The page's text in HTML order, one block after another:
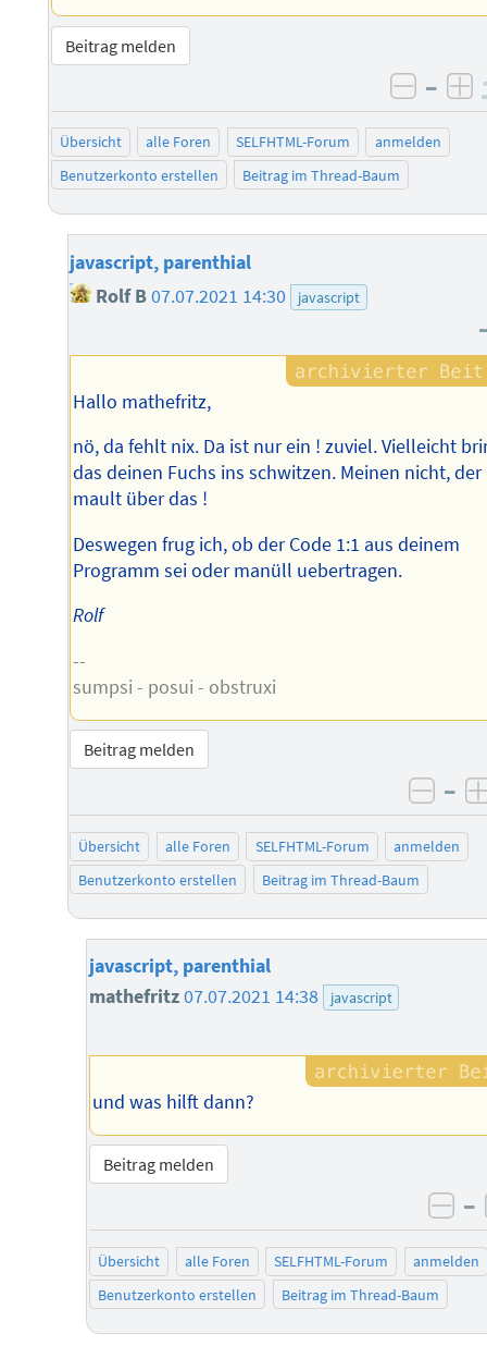
Beitrag melden
–
Übersicht alle Foren SELFHTML-Forum
anmelden
Benutzerkonto erstellen
Beitrag im Thread-Baum
javascript, parenthial
Rolf B07.07.2021 14:30 javascript
Hallo mathefritz,
nö, da fehlt nix. Da ist nur ein ! zuviel. Vielleicht
das deinen Fuchs ins schwitzen. Meinen nicht, der
mault über das !
Deswegen frug ich, ob der Code 1:1 aus deinem
Programm sei oder manüll uebertragen.
Rolf
--
sumpsi - posui - obstruxi
Beitrag melden
–
Übersicht alle Foren SELFHTML-Forum
anmelden
Benutzerkonto erstellen
Beitrag im Thread-Baum
javascript, parenthial
mathefritz07.07.2021 14:38 javascript
und was hilft dann?
Beitrag melden
–
Übersicht alle Foren SELFHTML-Forum
anmelden
Benutzerkonto erstellen
Beitrag im Thread-Baum